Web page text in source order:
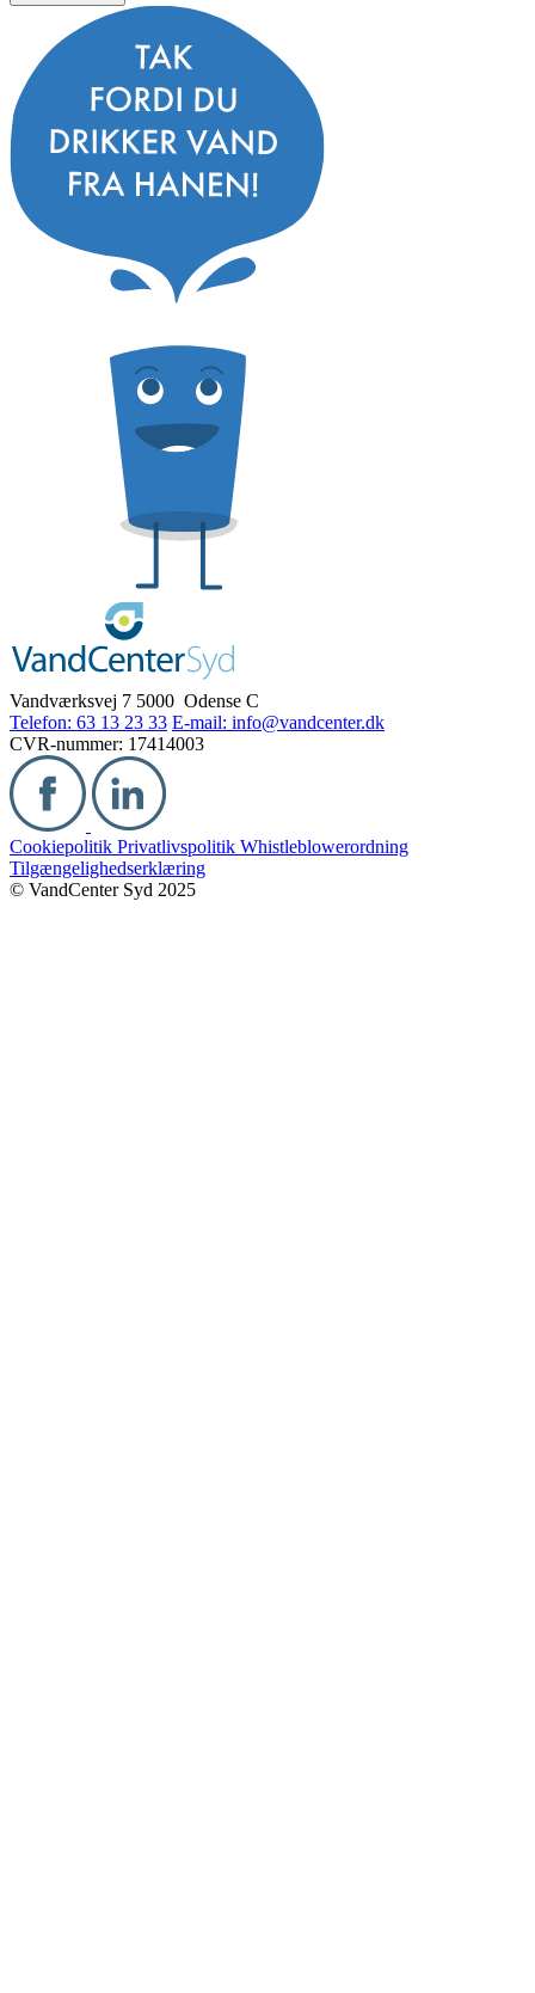
Vandværksvej 7 5000 Odense C
Telefon: 63 13 23 33 E-mail: info@vandcenter.dk
CVR-nummer: 17414003
Cookiepolitik Privatlivspolitik Whistleblowerordning
Tilgængelighedserklæring
© VandCenter Syd 2025